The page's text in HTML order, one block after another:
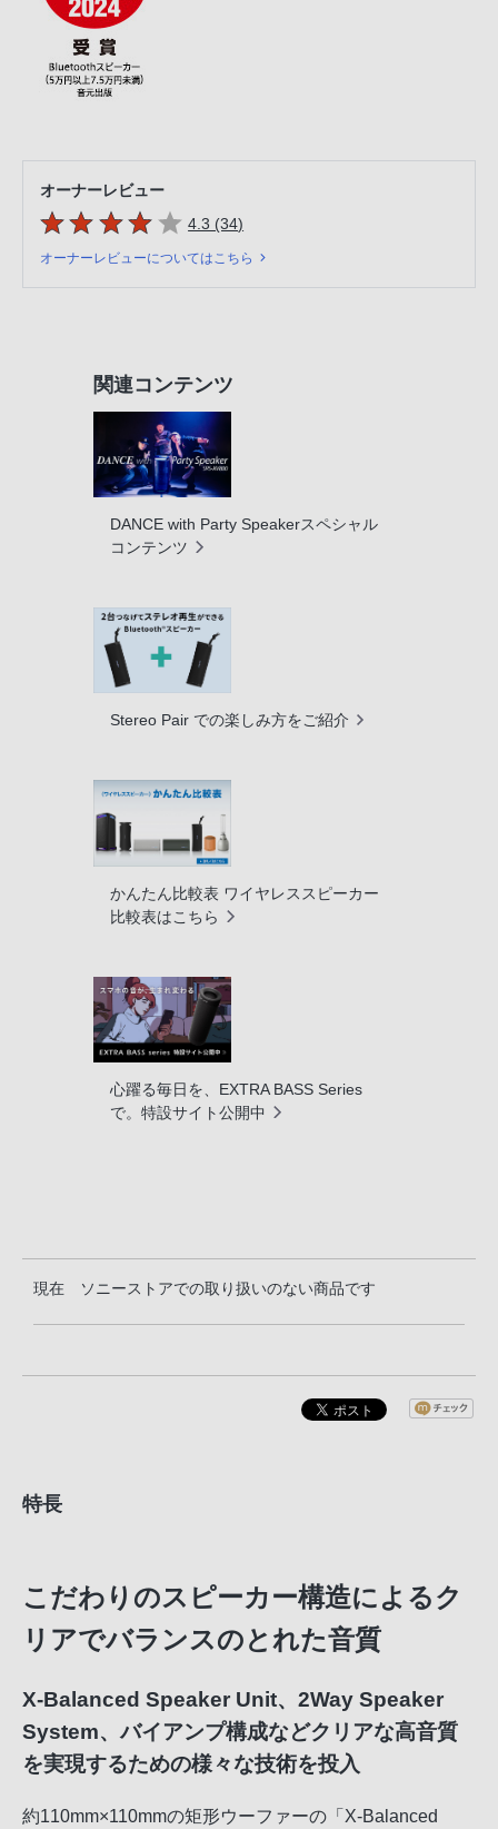
オーナーレビュー
5つの星のうち
4.3 (34件のレビュー
)
オーナーレビューについてはこちら
関連コンテンツ
DANCE with Party Speakerスペシャル
コンテンツ
Stereo Pair での楽しみ方をご紹介
かんたん比較表 ワイヤレススピーカー
比較表はこちら
心躍る毎日を、EXTRA BASS Series
で。特設サイト公開中
現在 ソニーストアでの取り扱いのない商品です
特長
こだわりのスピーカー構造によるク
リアでバランスのとれた音質
X-Balanced Speaker Unit、2Way Speaker
System、バイアンプ構成などクリアな高音質
を実現するための様々な技術を投入
約110mm×110mmの矩形ウーファーの「X-Balanced